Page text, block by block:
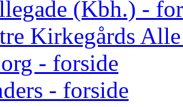
(Kbh.) -
Kirkegårds
- forside
- forside